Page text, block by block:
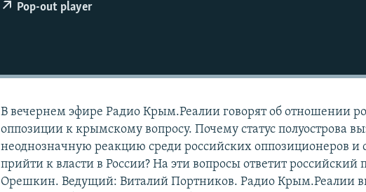
Pop-out player
В вечернем эфире Радио Крым.Реалии говорят об отношении
оппозиции к крымскому вопросу. Почему статус полуострова
неоднозначную реакцию среди российских оппозиционеров и
прийти к власти в России? На эти вопросы ответит
Орешкин. Ведущий: Виталий Портников. Радио Крым.Реалии